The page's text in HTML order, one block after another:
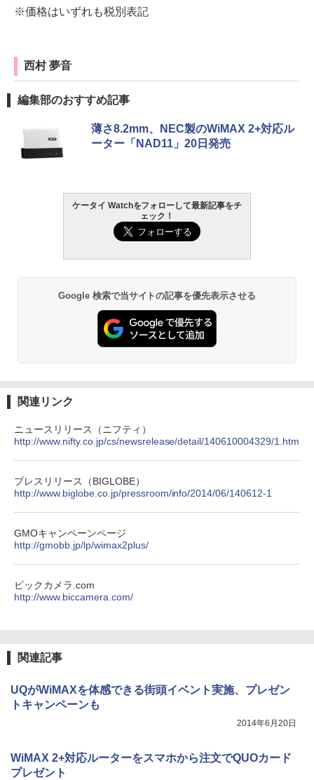
※価格はいずれも税別表記
西村 夢音
編集部のおすすめ記事
薄さ8.2mm、NEC製のWiMAX 2+対応ル
ーター「NAD11」20日発売
ケータイ Watchをフォローして最新記事をチ
ェック！
Google 検索で当サイトの記事を優先表示させる
関連リンク
ニュースリリース（ニフティ）
http://www.nifty.co.jp/cs/newsrelease/detail/140610004329/1.htm
プレスリリース（BIGLOBE）
http://www.biglobe.co.jp/pressroom/info/2014/06/140612-1
GMOキャンペーンページ
http://gmobb.jp/lp/wimax2plus/
ビックカメラ.com
http://www.biccamera.com/
関連記事
UQがWiMAXを体感できる街頭イベント実施、プレゼン
トキャンペーンも
2014年6月20日
WiMAX 2+対応ルーターをスマホから注文でQUOカード
プレゼント